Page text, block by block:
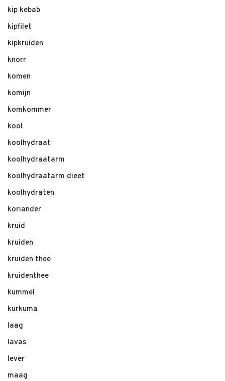
kip kebab
kipfilet
kipkruiden
knorr
komen
komijn
komkommer
kool
koolhydraat
koolhydraatarm
koolhydraatarm dieet
koolhydraten
koriander
kruid
kruiden
kruiden thee
kruidenthee
kummel
kurkuma
laag
lavas
lever
maag